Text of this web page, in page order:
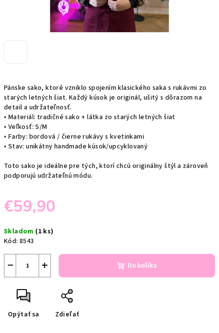
Pánske sako, ktoré vzniklo spojením klasického saka s rukávmi zo
starých letných šiat. Každý kúsok je originál, ušitý s dôrazom na
detail a udržateľnosť.
• Materiál: tradičné sako + látka zo starých letných šiat
• Veľkosť: S/M
• Farby: bordová / čierne rukávy s kvetinkami
• Stav: unikátny handmade kúsok/upcyklovaný
Toto sako je ideálne pre tých, ktorí chcú originálny štýl a zároveň
podporujú udržateľnú módu.
€59,90
cena:
Skladom (1 ks)
Kód: 8543
+
− Do košíka
Opýtať sa Zdieľať